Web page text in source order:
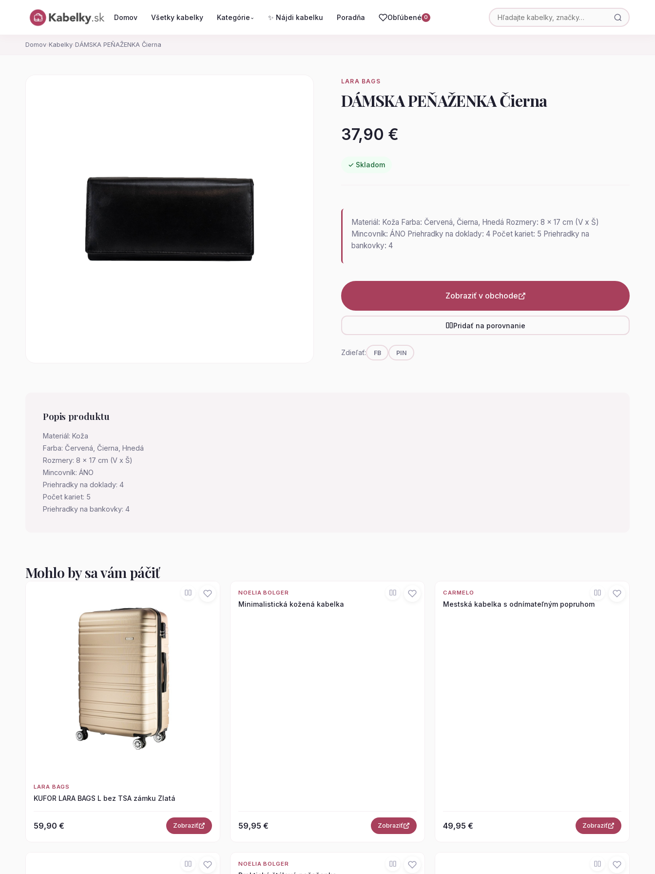
Domov Všetky kabelky Kategórie ⌄ ✨ Nájdi kabelku Poradňa Obľúbené 0
Domov› Kabelky› DÁMSKA PEŇAŽENKA Čierna
LARA BAGS
DÁMSKA PEŇAŽENKA Čierna
37,90 €
✓ Skladom
Materiál: Koža Farba: Červená, Čierna, Hnedá Rozmery: 8 x 17 cm (V x Š)
Mincovník: ÁNO Priehradky na doklady: 4 Počet kariet: 5 Priehradky na
bankovky: 4
Zobraziť v obchode
Pridať na porovnanie
Zdieľať: FB PIN
Popis produktu
Materiál: Koža
Farba: Červená, Čierna, Hnedá
Rozmery: 8 x 17 cm (V x Š)
Mincovník: ÁNO
Priehradky na doklady: 4
Počet kariet: 5
Priehradky na bankovky: 4
Mohlo by sa vám páčiť
LARA BAGS
KUFOR LARA BAGS L bez TSA zámku Zlatá
59,90 € Zobraziť
NOELIA BOLGER
Minimalistická kožená kabelka
59,95 € Zobraziť
CARMELO
Mestská kabelka s odnímateľným popruhom
49,95 € Zobraziť
NOELIA BOLGER